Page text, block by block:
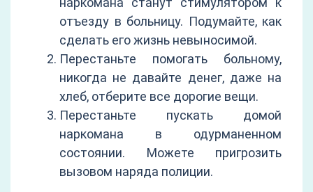
отъезду в больницу. Подумайте, как
сделать его жизнь невыносимой.
Перестаньте помогать больному,
никогда не давайте денег, даже на
хлеб, отберите все дорогие вещи.
Перестаньте пускать домой
наркомана в одурманенном
состоянии. Можете пригрозить
вызовом наряда полиции.